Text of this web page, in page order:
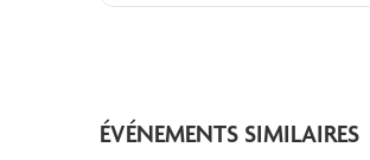
ÉVÉNEMENTS SIMILAIRES